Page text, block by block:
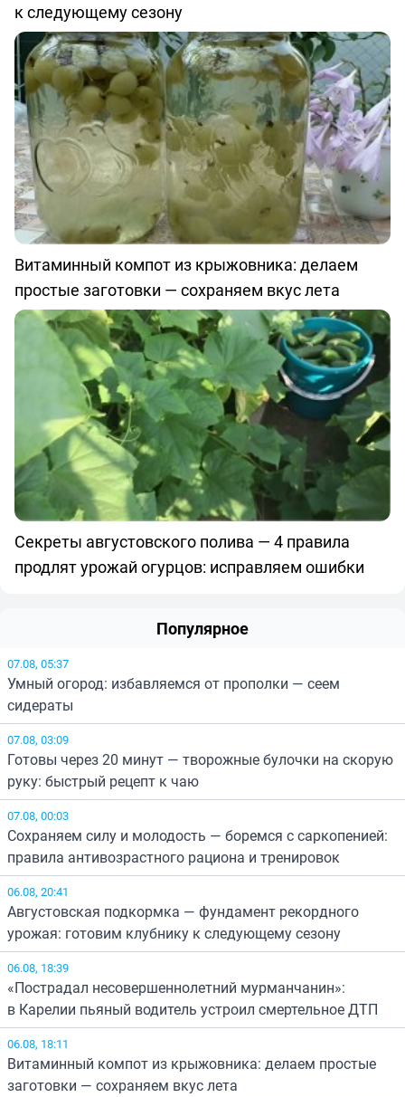
к следующему сезону
Витаминный компот из крыжовника: делаем
простые заготовки — сохраняем вкус лета
Секреты августовского полива — 4 правила
продлят урожай огурцов: исправляем ошибки
Популярное
07.08, 05:37
Умный огород: избавляемся от прополки — сеем
сидераты
07.08, 03:09
Готовы через 20 минут — творожные булочки на скорую
руку: быстрый рецепт к чаю
07.08, 00:03
Сохраняем силу и молодость — боремся с саркопенией:
правила антивозрастного рациона и тренировок
06.08, 20:41
Августовская подкормка — фундамент рекордного
урожая: готовим клубнику к следующему сезону
06.08, 18:39
«Пострадал несовершеннолетний мурманчанин»:
в Карелии пьяный водитель устроил смертельное ДТП
06.08, 18:11
Витаминный компот из крыжовника: делаем простые
заготовки — сохраняем вкус лета